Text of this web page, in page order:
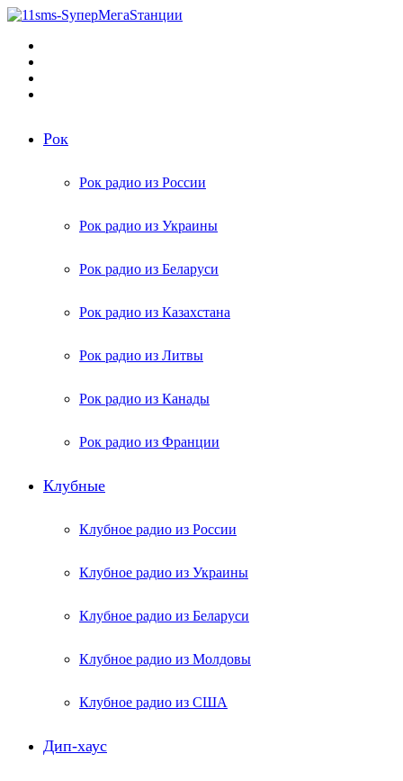
Рок
Рок радио из России
Рок радио из Украины
Рок радио из Беларуси
Рок радио из Казахстана
Рок радио из Литвы
Рок радио из Канады
Рок радио из Франции
Клубные
Клубное радио из России
Клубное радио из Украины
Клубное радио из Беларуси
Клубное радио из Молдовы
Клубное радио из США
Дип-хаус